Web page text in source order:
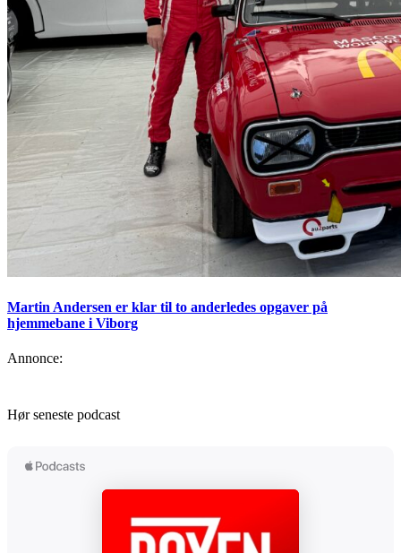
Martin Andersen er klar til to anderledes opgaver på
hjemmebane i Viborg
Annonce:
Hør seneste podcast